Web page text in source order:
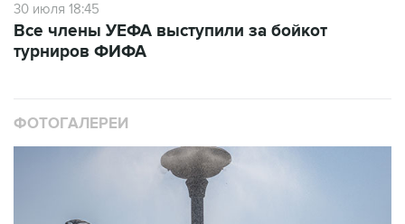
30 июля 18:45
Все члены УЕФА выступили за бойкот
турниров ФИФА
ФОТОГАЛЕРЕИ